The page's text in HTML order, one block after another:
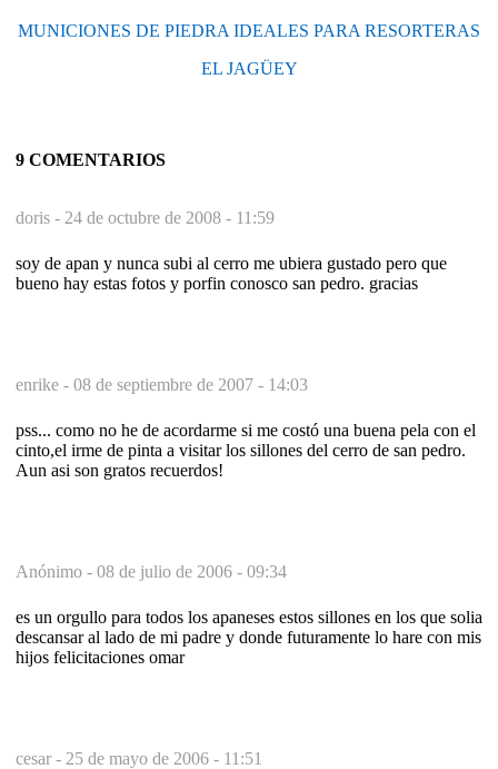
MUNICIONES DE PIEDRA IDEALES PARA RESORTERAS
EL JAGÜEY
9 COMENTARIOS
doris - 24 de octubre de 2008 - 11:59
soy de apan y nunca subi al cerro me ubiera gustado pero que
bueno hay estas fotos y porfin conosco san pedro. gracias
enrike - 08 de septiembre de 2007 - 14:03
pss... como no he de acordarme si me costó una buena pela con el
cinto,el irme de pinta a visitar los sillones del cerro de san pedro.
Aun asi son gratos recuerdos!
Anónimo - 08 de julio de 2006 - 09:34
es un orgullo para todos los apaneses estos sillones en los que solia
descansar al lado de mi padre y donde futuramente lo hare con mis
hijos felicitaciones omar
cesar - 25 de mayo de 2006 - 11:51